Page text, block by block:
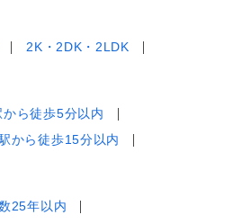
2K・2DK・2LDK
から徒歩5分以内
から徒歩15分以内
25年以内